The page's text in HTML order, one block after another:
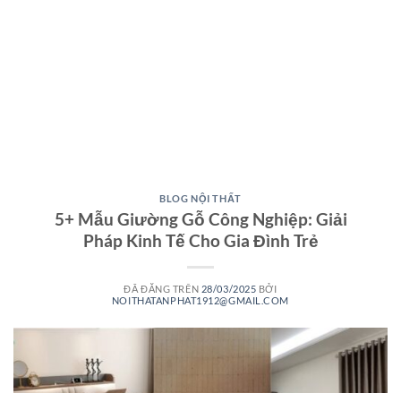
BLOG NỘI THẤT
5+ Mẫu Giường Gỗ Công Nghiệp: Giải
Pháp Kinh Tế Cho Gia Đình Trẻ
ĐÃ ĐĂNG TRÊN 28/03/2025 BỞI
NOITHATANPHAT1912@GMAIL.COM